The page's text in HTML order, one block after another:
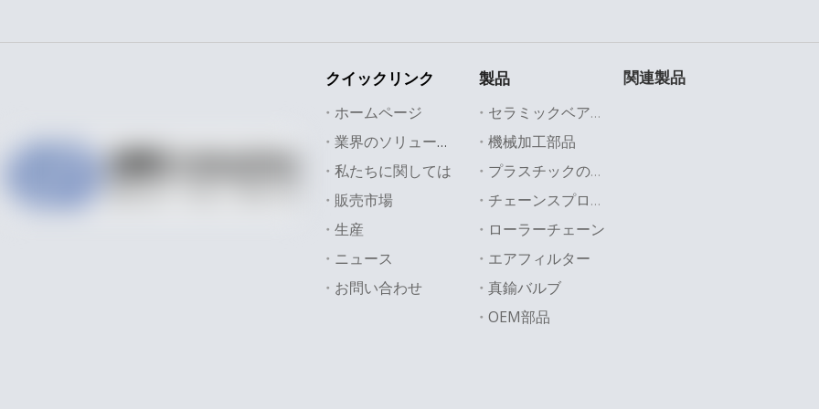
おもちゃのチェーンスプロケット
おもちゃの産業用チェーンスプロケット
クイックリンク
ホームページ
業界のソリューション
私たちに関しては
販売市場
生産
ニュース
お問い合わせ
製品
セラミックベアリング
機械加工部品
プラスチックの部品
チェーンスプロケット
ローラーチェーン
エアフィルター
真鍮バルブ
OEM部品
関連製品